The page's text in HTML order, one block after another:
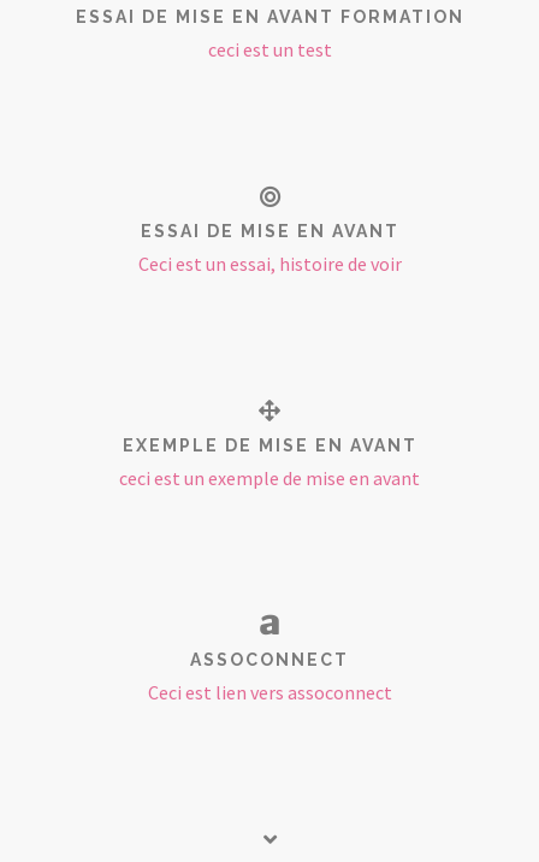
ESSAI DE MISE EN AVANT FORMATION
ceci est un test
ESSAI DE MISE EN AVANT
Ceci est un essai, histoire de voir
EXEMPLE DE MISE EN AVANT
ceci est un exemple de mise en avant
ASSOCONNECT
Ceci est lien vers assoconnect